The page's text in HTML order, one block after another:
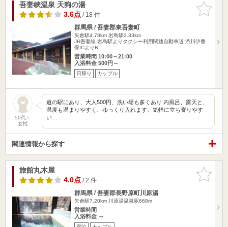
お気に入
りに追加
吾妻峡温泉 天狗の湯
3.6点/ 18 件
群馬県 / 吾妻郡東吾妻町
矢倉駅4.78km 岩島駅2.33km
JR吾妻線 岩島駅よりタクシー利用関越自動車道 渋川伊香
保ICよりR…
営業時間 10:00～21:00
入浴料金 500円～
日帰り カップル
50代～
女性
道の駅にあり、大人500円、洗い場も多くあり 内風呂、露天と、
温度も温まりやすく、ゆっくり入れます。気軽に立ち寄りやす
い…
関連情報から探す
お気に入
りに追加
旅館丸木屋
4.0点/ 2 件
群馬県 / 吾妻郡長野原町川原湯
矢倉駅7.20km 川原湯温泉駅668m
営業時間
入浴料金 ～